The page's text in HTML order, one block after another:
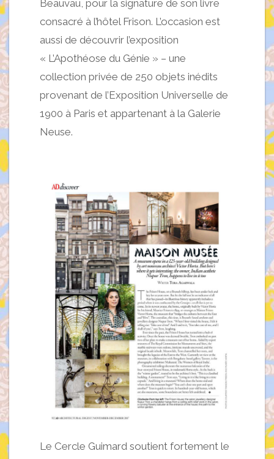
Beauvau, pour la signature de son livre
consacré à l’hôtel Frison. L’occasion est
aussi de découvrir l’exposition
« L’Apothéose du Génie » – une
collection privée de 250 objets inédits
provenant de l’Exposition Universelle de
1900 à Paris et appartenant à la Galerie
Neuse.
Le Cercle Guimard soutient fortement le